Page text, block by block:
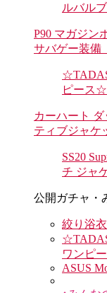
ルバル
P90 マガジ
サバゲー装
ピース☆
カーハート
ティブジャ
SS20
チ ジャ
公開ガチャ・
絞り浴
ワンピ
ASUS